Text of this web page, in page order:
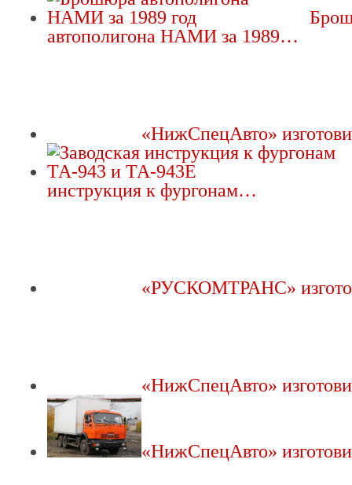
автополигона НАМИ за 1989…
«НижСпецАвто»
инструкция к фургонам…
«РУСКОМТРАНС»
«НижСпецАвто»
«НижСпецАвто»